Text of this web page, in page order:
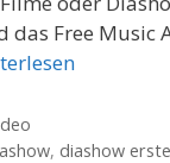
Free Music
, diashow